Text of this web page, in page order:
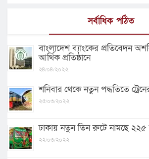
সর্বাধিক পঠিত
বাংলাদেশ ব্যাংকের প্রতিবেদন
আর্থিক প্রতিষ্ঠানে
২৪/০৪/২০২২
শনিবার থেকে নতুন পদ্ধতিতে
২৫/০৩/২০২২
ঢাকায় নতুন তিন রুটে নামছে ২২৫
২২/০৩/২০২২